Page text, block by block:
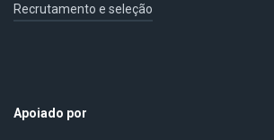
Recrutamento e seleção
Apoiado por